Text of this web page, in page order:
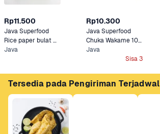
Rp11.500
Java Superfood
Rice paper bulat
100 gram
Java
Rp10.300
Java Superfood
Chuka Wakame 100
gram
Java
Sisa 3
Tersedia pada Pengiriman Terjadwal